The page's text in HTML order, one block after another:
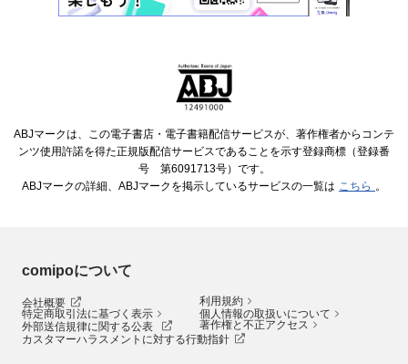
ABJマークは、この電子書店・電子書籍配信サービスが、著作権者からコンテ
ンツ使用許諾を得た正規版配信サービスであることを示す登録商標（登録番
号 第6091713号）です。
ABJマークの詳細、ABJマークを掲示しているサービスの一覧は こちら 。
comipoについて
会社概要
利用規約
特定商取引法に基づく表示
個人情報の取扱いについて
外部送信規律に関する公表
著作権と不正アクセス
カスタマーハラスメントに対する行動指針